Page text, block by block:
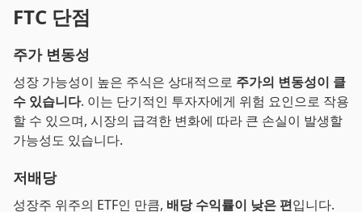
FTC 단점
주가 변동성
성장 가능성이 높은 주식은 상대적으로 주가의 변동성이 클
수 있습니다. 이는 단기적인 투자자에게 위험 요인으로 작용
할 수 있으며, 시장의 급격한 변화에 따라 큰 손실이 발생할
가능성도 있습니다.
저배당
성장주 위주의 ETF인 만큼, 배당 수익률이 낮은 편입니다.